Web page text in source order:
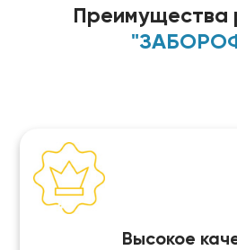
Преимущества
Высокое